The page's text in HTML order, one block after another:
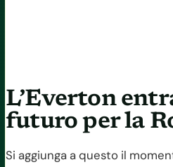
L’Everton
futuro per la
Si aggiunga a questo il